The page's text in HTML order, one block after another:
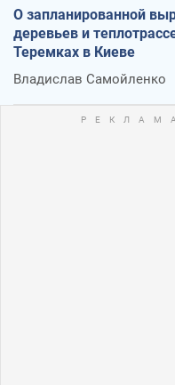
О запланированной
деревьев и
Теремках в Киеве
Владислав Самойленко